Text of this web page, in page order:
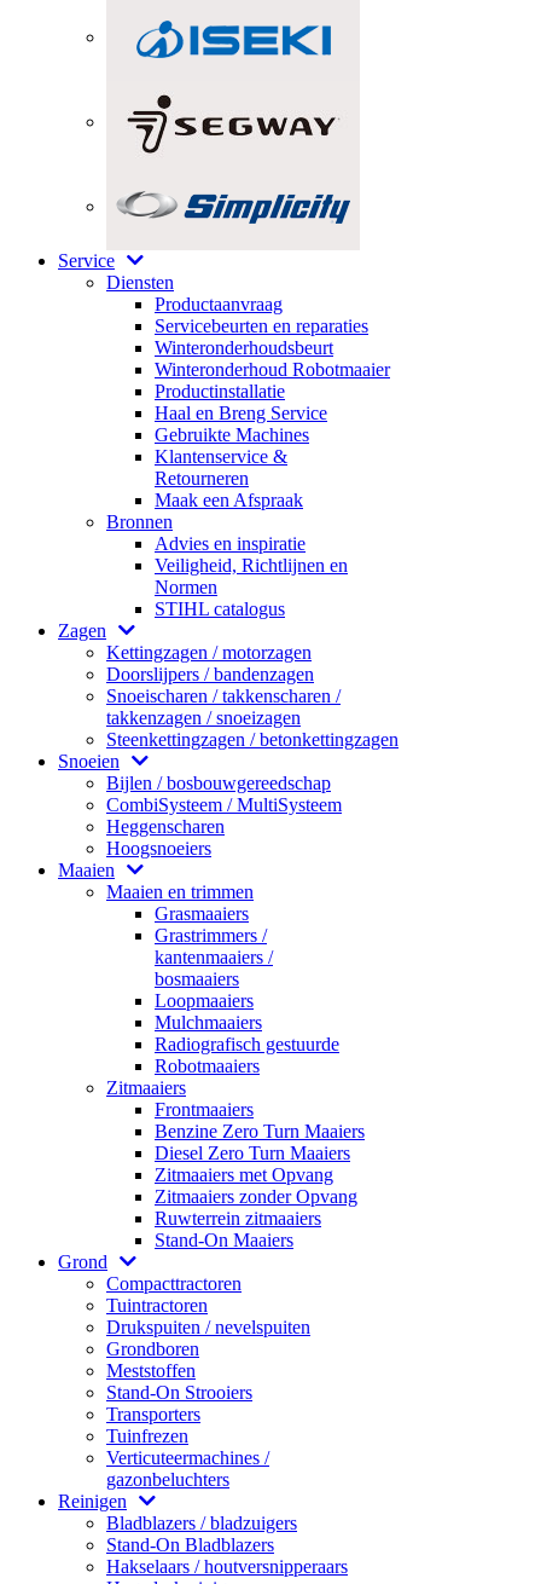
Service
Diensten
Productaanvraag
Servicebeurten en reparaties
Winteronderhoudsbeurt
Winteronderhoud Robotmaaier
Productinstallatie
Haal en Breng Service
Gebruikte Machines
Klantenservice &
Retourneren
Maak een Afspraak
Bronnen
Advies en inspiratie
Veiligheid, Richtlijnen en
Normen
STIHL catalogus
Zagen
Kettingzagen / motorzagen
Doorslijpers / bandenzagen
Snoeischaren / takkenscharen /
takkenzagen / snoeizagen
Steenkettingzagen / betonkettingzagen
Snoeien
Bijlen / bosbouwgereedschap
CombiSysteem / MultiSysteem
Heggenscharen
Hoogsnoeiers
Maaien
Maaien en trimmen
Grasmaaiers
Grastrimmers /
kantenmaaiers /
bosmaaiers
Loopmaaiers
Mulchmaaiers
Radiografisch gestuurde
Robotmaaiers
Zitmaaiers
Frontmaaiers
Benzine Zero Turn Maaiers
Diesel Zero Turn Maaiers
Zitmaaiers met Opvang
Zitmaaiers zonder Opvang
Ruwterrein zitmaaiers
Stand-On Maaiers
Grond
Compacttractoren
Tuintractoren
Drukspuiten / nevelspuiten
Grondboren
Meststoffen
Stand-On Strooiers
Transporters
Tuinfrezen
Verticuteermachines /
gazonbeluchters
Reinigen
Bladblazers / bladzuigers
Stand-On Bladblazers
Hakselaars / houtversnipperaars